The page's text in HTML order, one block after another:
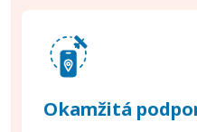
Okamžitá